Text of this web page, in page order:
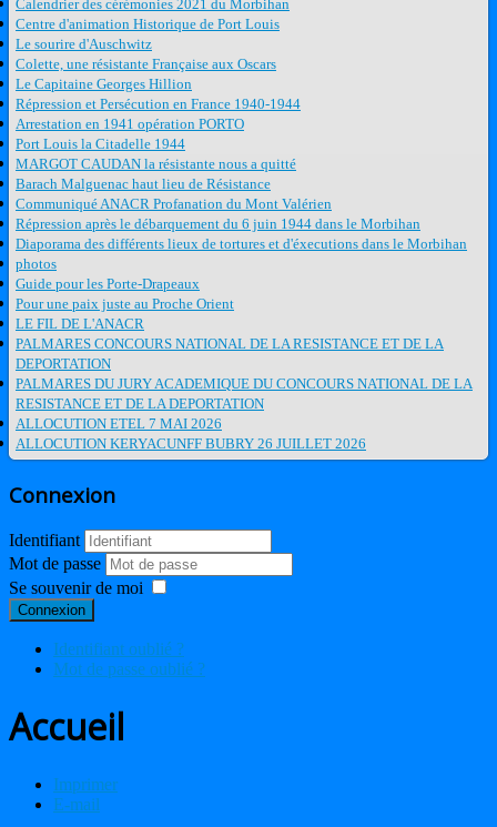
Calendrier des cérémonies 2021 du Morbihan
Centre d'animation Historique de Port Louis
Le sourire d'Auschwitz
Colette, une résistante Française aux Oscars
Le Capitaine Georges Hillion
Répression et Persécution en France 1940-1944
Arrestation en 1941 opération PORTO
Port Louis la Citadelle 1944
MARGOT CAUDAN la résistante nous a quitté
Barach Malguenac haut lieu de Résistance
Communiqué ANACR Profanation du Mont Valérien
Répression après le débarquement du 6 juin 1944 dans le Morbihan
Diaporama des différents lieux de tortures et d'éxecutions dans le Morbihan
photos
Guide pour les Porte-Drapeaux
Pour une paix juste au Proche Orient
LE FIL DE L'ANACR
PALMARES CONCOURS NATIONAL DE LA RESISTANCE ET DE LA
DEPORTATION
PALMARES DU JURY ACADEMIQUE DU CONCOURS NATIONAL DE LA
RESISTANCE ET DE LA DEPORTATION
ALLOCUTION ETEL 7 MAI 2026
ALLOCUTION KERYACUNFF BUBRY 26 JUILLET 2026
Connexion
Identifiant
Mot de passe
Se souvenir de moi
Connexion
Identifiant oublié ?
Mot de passe oublié ?
Accueil
Imprimer
E-mail